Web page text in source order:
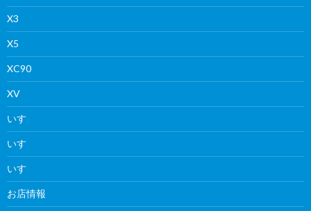
X3
X5
XC90
XV
いすゞ
いすゞ
いすゞ
お店情報